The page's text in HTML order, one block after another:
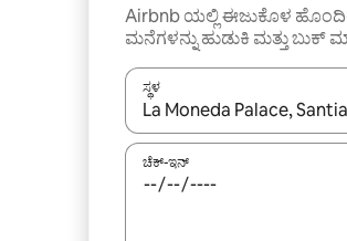
Airbnb ಯಲ್ಲಿ ಈಜುಕೊಳ
ಮನೆಗಳನ್ನು ಹುಡುಕಿ ಮತ್ತು ಬುಕ್
ಸ್ಥಳ
ಫಲಿತಾಂಶಗಳು ಲಭ್ಯವಿರುವಾಗ,
ಚೆಕ್-ಇನ್